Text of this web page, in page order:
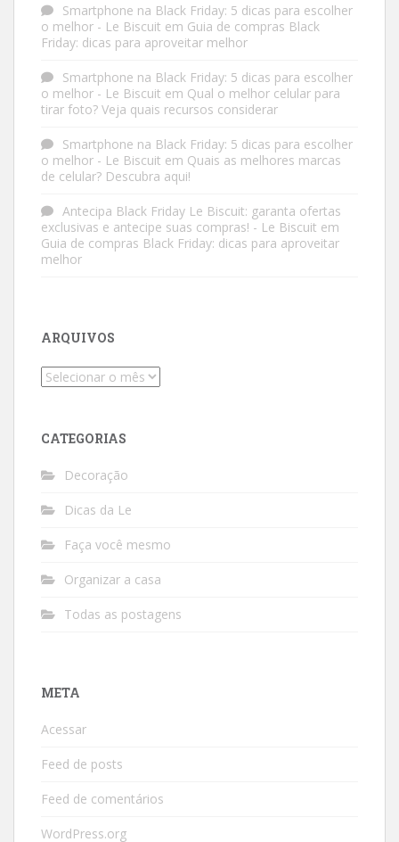
Smartphone na Black Friday: 5 dicas para escolher
o melhor - Le Biscuit em Guia de compras Black
Friday: dicas para aproveitar melhor
Smartphone na Black Friday: 5 dicas para escolher
o melhor - Le Biscuit em Qual o melhor celular para
tirar foto? Veja quais recursos considerar
Smartphone na Black Friday: 5 dicas para escolher
o melhor - Le Biscuit em Quais as melhores marcas
de celular? Descubra aqui!
Antecipa Black Friday Le Biscuit: garanta ofertas
exclusivas e antecipe suas compras! - Le Biscuit em
Guia de compras Black Friday: dicas para aproveitar
melhor
ARQUIVOS
Arquivos
CATEGORIAS
Decoração
Dicas da Le
Faça você mesmo
Organizar a casa
Todas as postagens
META
Acessar
Feed de posts
Feed de comentários
WordPress.org